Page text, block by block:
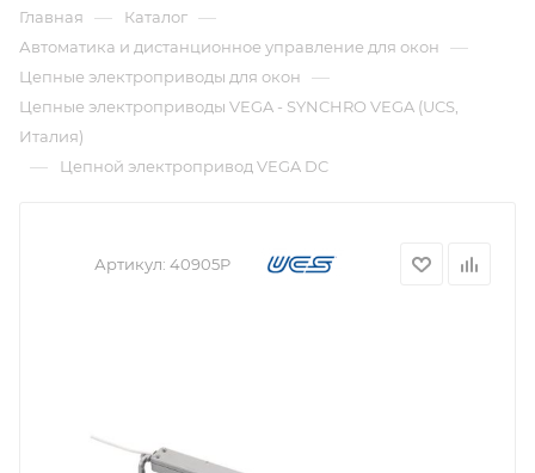
Главная — Каталог —
Автоматика и дистанционное управление для окон —
Цепные электроприводы для окон —
Цепные электроприводы VEGA - SYNCHRO VEGA (UCS,
Италия)
— Цепной электропривод VEGA DC
Артикул: 40905P